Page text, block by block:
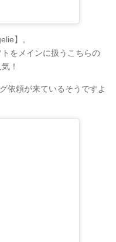
】。
をメインに扱うこちらの
！
依頼が来ているそうですよ